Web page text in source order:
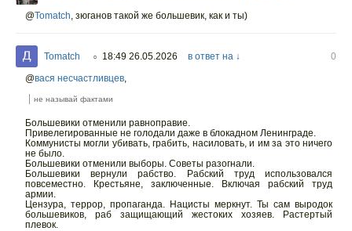
@Tomatch зюганов такой же большевик, как и ты)
Tomatch ○ 18:49 26.05.2026 в ответ на ↓
0
@вася несчастливцев
не называй фактами
Большевики отменили равноправие.
Привелегированные не голодали даже в блокадном Ленинграде.
Коммунисты могли убивать, грабить, насиловать, и им за это ничего
не было.
Большевики отменили выборы. Советы разогнали.
Большевики вернули рабство. Рабский труд использовался
повсеместно. Крестьяне, заключенные. Включая рабский труд
армии.
Цензура, террор, пропаганда. Нацисты меркнут. Ты сам выродок
большевиков, раб защищающий жестоких хозяев. Растертый
плевок.